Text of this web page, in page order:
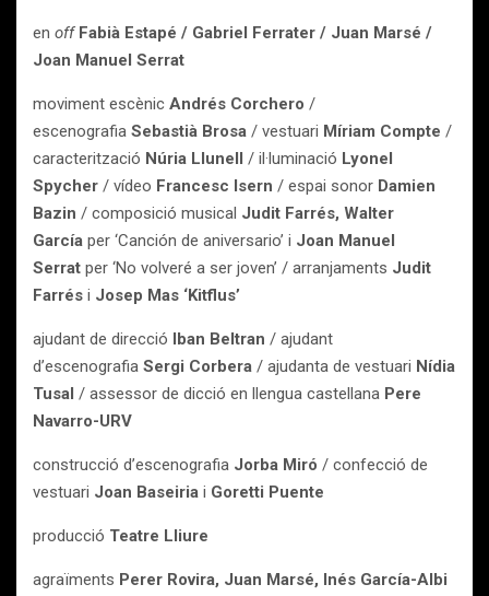
en off Fabià Estapé / Gabriel Ferrater / Juan Marsé /
Joan Manuel Serrat
moviment escènic Andrés Corchero /
escenografia Sebastià Brosa / vestuari Míriam Compte /
caracterització Núria Llunell / il·luminació Lyonel
Spycher / vídeo Francesc Isern / espai sonor Damien
Bazin / composició musical Judit Farrés, Walter
García per ‘Canción de aniversario’ i Joan Manuel
Serrat per ‘No volveré a ser joven’ / arranjaments Judit
Farrés i Josep Mas ‘Kitflus’
ajudant de direcció Iban Beltran / ajudant
d’escenografia Sergi Corbera / ajudanta de vestuari Nídia
Tusal / assessor de dicció en llengua castellana Pere
Navarro-URV
construcció d’escenografia Jorba Miró / confecció de
vestuari Joan Baseiria i Goretti Puente
producció Teatre Lliure
agraïments Perer Rovira, Juan Marsé, Inés García-Albi